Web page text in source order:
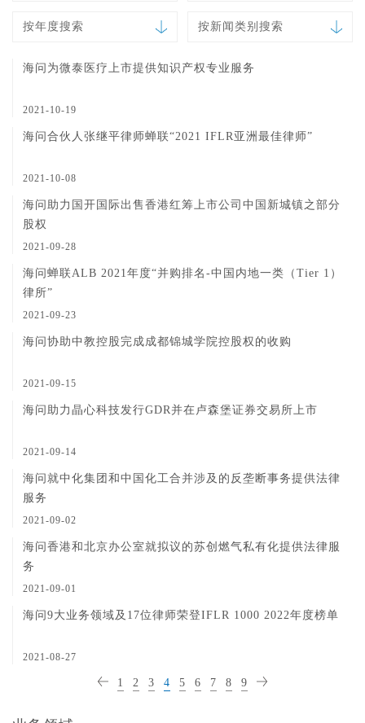
按年度搜索 按新闻类别搜索
海问为微泰医疗上市提供知识产权专业服务
2021-10-19
海问合伙人张继平律师蝉联“2021 IFLR亚洲最佳律师”
2021-10-08
海问助力国开国际出售香港红筹上市公司中国新城镇之部分
股权
2021-09-28
海问蝉联ALB 2021年度“并购排名-中国内地一类（Tier 1​）
律所”
2021-09-23
海问协助中教控股完成成都锦城学院控股权的收购
2021-09-15
海问助力晶心科技发行GDR并在卢森堡证券交易所上市
2021-09-14
海问就中化集团和中国化工合并涉及的反垄断事务提供法律
服务
2021-09-02
海问香港和北京办公室就拟议的苏创燃气私有化提供法律服
务
2021-09-01
海问9大业务领域及17位律师荣登IFLR 1000 2022年度榜单
2021-08-27
1 2 3 4 5 6 7 8 9